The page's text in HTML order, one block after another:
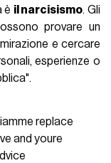
è il narcisismo. Gli
provare un
e cercare
esperienze o
replace
and youre